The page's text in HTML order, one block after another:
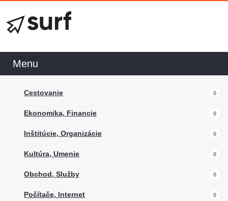
Menu
Cestovanie 0
Ekonomika, Financie 0
Inštitúcie, Organizácie 0
Kultúra, Umenie 0
Obchod, Služby 0
Počítače, Internet 0